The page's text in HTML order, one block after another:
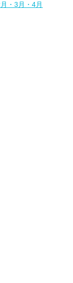
・3月・4月